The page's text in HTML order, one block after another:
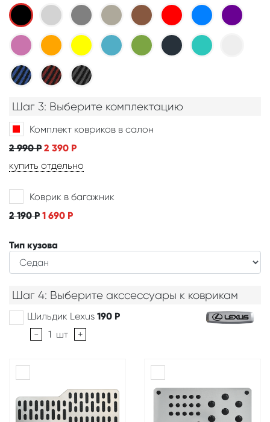
Шаг 3: Выберите комплектацию
Комплект ковриков в салон
2 990Р 2 390 Р
купить отдельно
Коврик в багажник
2 190Р 1 690 Р
Тип кузова
Шаг 4: Выберите акссессуары к коврикам
Шильдик Lexus 190 Р
-
1 шт +